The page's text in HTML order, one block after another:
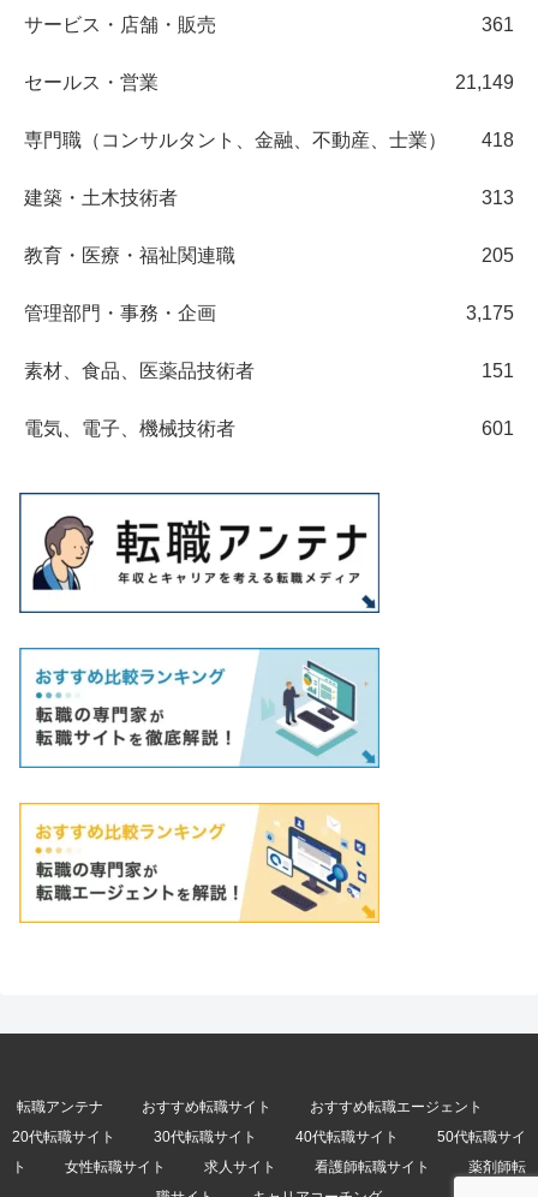
サービス・店舗・販売 361
セールス・営業 21,149
専門職（コンサルタント、金融、不動産、士業） 418
建築・土木技術者 313
教育・医療・福祉関連職 205
管理部門・事務・企画 3,175
素材、食品、医薬品技術者 151
電気、電子、機械技術者 601
転職アンテナ おすすめ転職サイト
おすすめ転職エージェント
20代転職サイト
30代転職サイト 40代転職サイト
50代転職サイ
ト
女性転職サイト 求人サイト 看護師転職サイト
薬剤師転